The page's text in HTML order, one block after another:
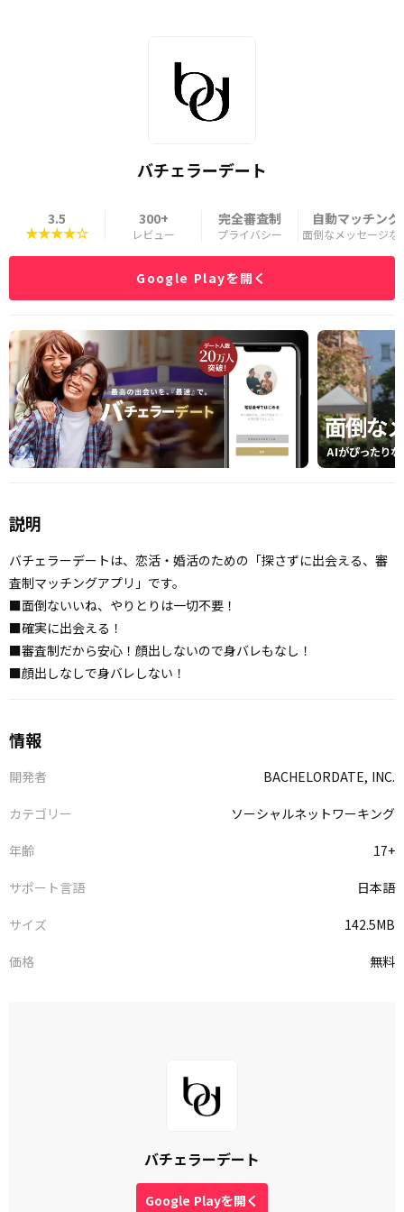
バチェラーデート
3.5
★★★★☆
300+
レビュー
完全審査制
プライバシー
自動マッチング
面倒なメッセージな
Google Playを開く
説明
バチェラーデートは、恋活・婚活のための「探さずに出会える、審
査制マッチングアプリ」です。
■面倒ないいね、やりとりは一切不要！
■確実に出会える！
■審査制だから安心！顔出しないので身バレもなし！
■顔出しなしで身バレしない！
情報
開発者 BACHELORDATE, INC.
カテゴリー ソーシャルネットワーキング
年齢 17+
サポート言語 日本語
サイズ 142.5MB
価格 無料
バチェラーデート
Google Playを開く